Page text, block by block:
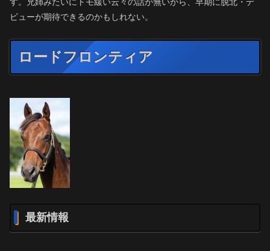
す。兄姉みたいにトモ緩い云々の話が無いから、早期に脱北・デ
ビューが期待できるのかもしれない。
ロードフロンティア
最新情報